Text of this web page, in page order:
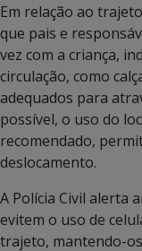
Em relação ao
que pais e
vez com a criança,
circulação, como
adequados para
possível, o uso do
recomendado,
deslocamento.
A Polícia Civil alerta
evitem o uso de
trajeto, mantendo-